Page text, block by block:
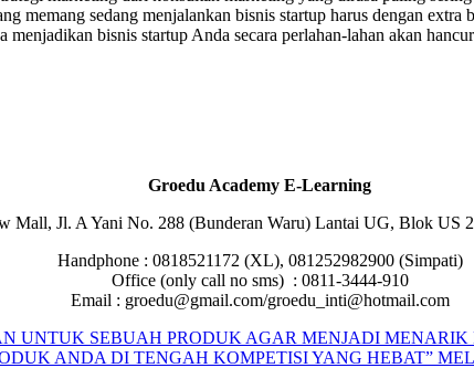
memang sedang menjalankan bisnis startup harus dengan
bisnis startup Anda secara perlahan-lahan akan
Groedu Academy E-Learning
Mall, Jl. A Yani No. 288 (Bunderan Waru) Lantai UG, Blok US
Handphone : 0818521172 (XL), 081252982900 (Simpati)
Office (only call no sms) : 0811-3444-910
Email : groedu@gmail.com/groedu_inti@hotmail.com
UNTUK SEBUAH PRODUK AGAR MENJADI
ANDA DI TENGAH KOMPETISI YANG HEBAT”